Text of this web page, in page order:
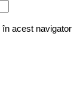
acest navigator